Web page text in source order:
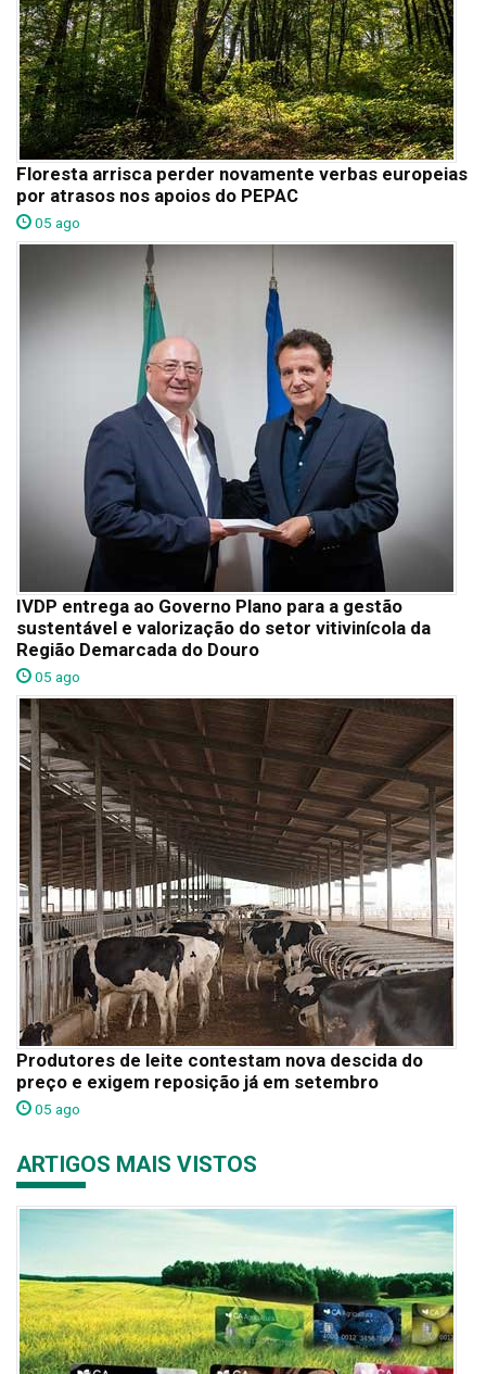
Floresta arrisca perder novamente verbas europeias
por atrasos nos apoios do PEPAC
05 ago
IVDP entrega ao Governo Plano para a gestão
sustentável e valorização do setor vitivinícola da
Região Demarcada do Douro
05 ago
Produtores de leite contestam nova descida do
preço e exigem reposição já em setembro
05 ago
ARTIGOS MAIS VISTOS